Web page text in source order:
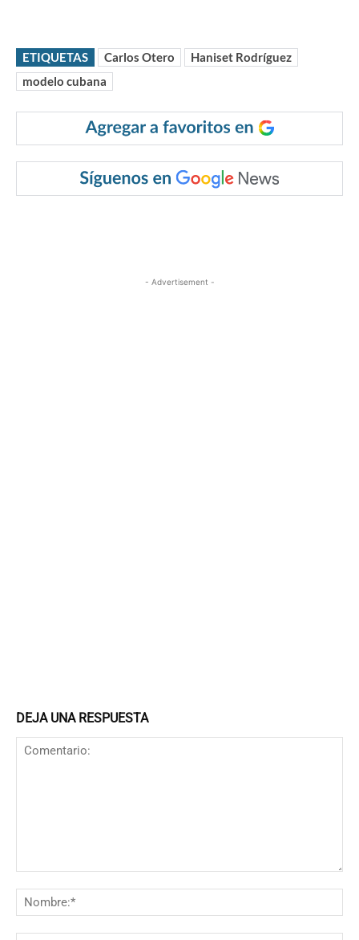
ETIQUETAS Carlos Otero
Haniset Rodríguez
modelo cubana
- Advertisement -
DEJA UNA RESPUESTA